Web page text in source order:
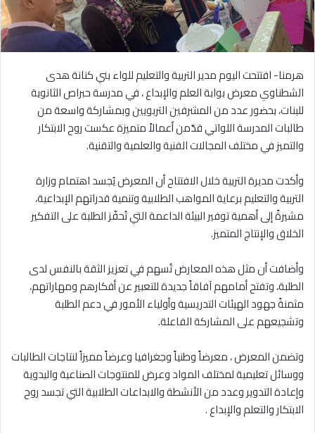
هرمنا- افتتحت اليوم مدير التربية والتعليم للواء بني كنانة هدى
الشطناوي معرض بوابة العلم والإبداع ، في مدرسة حبراص الثانوية
للبنات، بحضور عدد من المشرفين التربويين وبمشاركة واسعة من
طالبات المدرسة اللواتي قدّمن أعمالاً متميزة عكست روح الابتكار
والتميز في مختلف المجالات الفنية والعلمية والتقنية.
وأكدت مديرة التربية خلال الافتتاح أن المعرض يُجسد اهتمام وزارة
التربية والتعليم برعاية المواهب الطلابية وتنمية قدراتهم الإبداعية،
مشيرةً إلى أهمية توفير البيئة الداعمة التي تُحفّز الطلبة على التفكير
الخلاق والإنتاج المتميز.
وأضافت أن مثل هذه المعارض تُسهم في تعزيز الثقة بالنفس لدى
الطلبة، وتفتح أمامهم آفاقاً جديدة للتعبير عن أفكارهم ومهاراتهم،
مثمنةً جهود الهيئات التدريسية وأولياء الأمور في دعم الطلبة
وتشجيعهم على المشاركة الفاعلة.
وتضمن المعرض ، معرضاً وطنياً وجغرافيا وعرضاً مميزاً لنتاجات الطالبات
ووسائل تعليمية لمختلف المواد وعرض للمنتوجات الصناعية واليدوية
وإعادة التدوير وعدد من الأنشطة والابداعات الطلابية التي تجسد روح
الابتكار والتعلم والإبداع .